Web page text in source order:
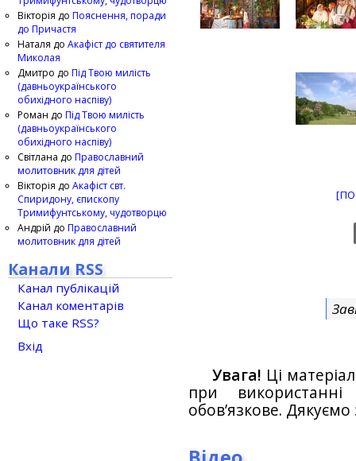
Увага! Ці
при
обов’язкове.
Вікторія до Пояснення, поради
до Причастя
Наталя до Акафіст до святителя
Миколая
Дмитро до Під Твою милість
(давньоукраїнського
обихідного наспіву)
Роман до Під Твою милість
(давньоукраїнського
обихідного наспіву)
Світлана до Православний
молитовник для дітей
Вікторія до Акафіст свт.
Спиридону, єпископу
Тримифунтському, чудотворцю
Андрій до Православний
молитовник для дітей
Канали RSS
Канал публікацій
Канал коментарів
Що таке RSS?
Вхід